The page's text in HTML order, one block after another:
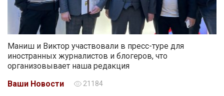
Маниш и Виктор участвовали в пресс-туре для
иностранных журналистов и блогеров, что
организовывает наша редакция
Ваши Новости
21184